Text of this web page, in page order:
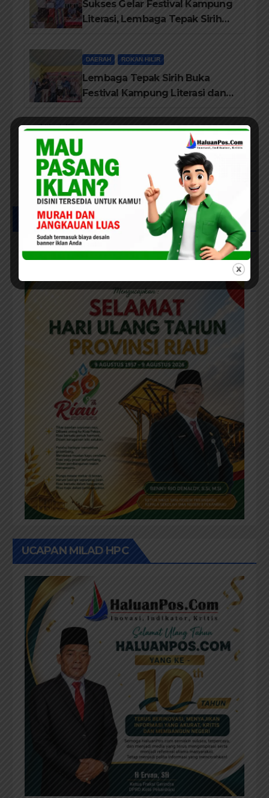
Sukses Gelar Festival Kampung
Literasi, Lembaga Tepak Sirih
DAERAH ROKAN HILIR
Lembaga Tepak Sirih Buka
Festival Kampung Literasi dan
TBM/Perpustakaan Desa 2026
PEKANBARU
Bedah Buku Suku Asli Anak
Rawa: Merawat Identitas dan
Kepastian Hukum Masyarakat
Adat
UCAPAN IKLAN HUT RIAU KE-69
UCAPAN MILAD HPC